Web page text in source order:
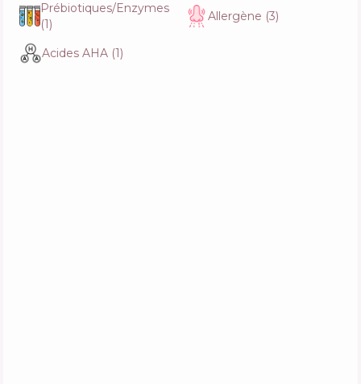
Composition
Prébiotiques/Enzymes
(1)
Allergène (3)
Acides AHA (1)